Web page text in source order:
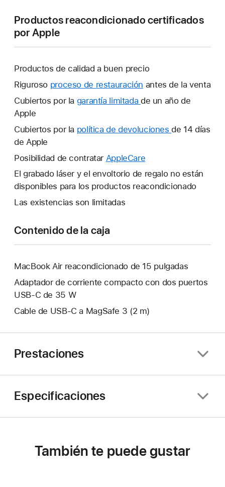
Productos reacondicionado certificados
por Apple
Productos de calidad a buen precio
Riguroso proceso de restauración antes de la venta
Cubiertos por la garantía limitada Se
una
de un año de
Apple
Cubiertos por la política de devoluciones Se
nueva.
de 14 días
de Apple
Posibilidad de contratar AppleCare
abrirá
una
El grabado láser y el envoltorio de regalo no están
disponibles para los productos reacondicionado
Las existencias son limitadas
Contenido de la caja
MacBook Air reacondicionado de 15 pulgadas
Adaptador de corriente compacto con dos puertos
USB‑C de 35 W
Cable de USB‑C a MagSafe 3 (2 m)
Prestaciones
Especificaciones
También te puede gustar